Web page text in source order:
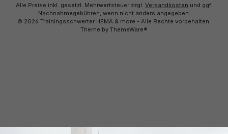
Alle Preise inkl. gesetzl. Mehrwertsteuer zzgl. Versandkosten und ggf.
Nachnahmegebühren, wenn nicht anders angegeben.
© 2026 Trainingsschwerter HEMA & more - Alle Rechte vorbehalten.
Theme by ThemeWare®